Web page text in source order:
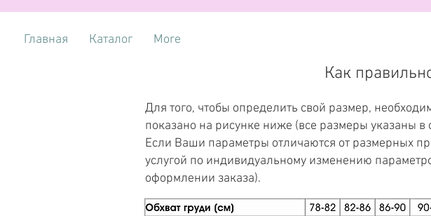
Главная Каталог More
Как
Для того, чтобы определить свой размер,
показано на рисунке ниже (все размеры указаны в
Если Ваши параметры отличаются от размерных
услугой по индивидуальному изменению
оформлении заказа).